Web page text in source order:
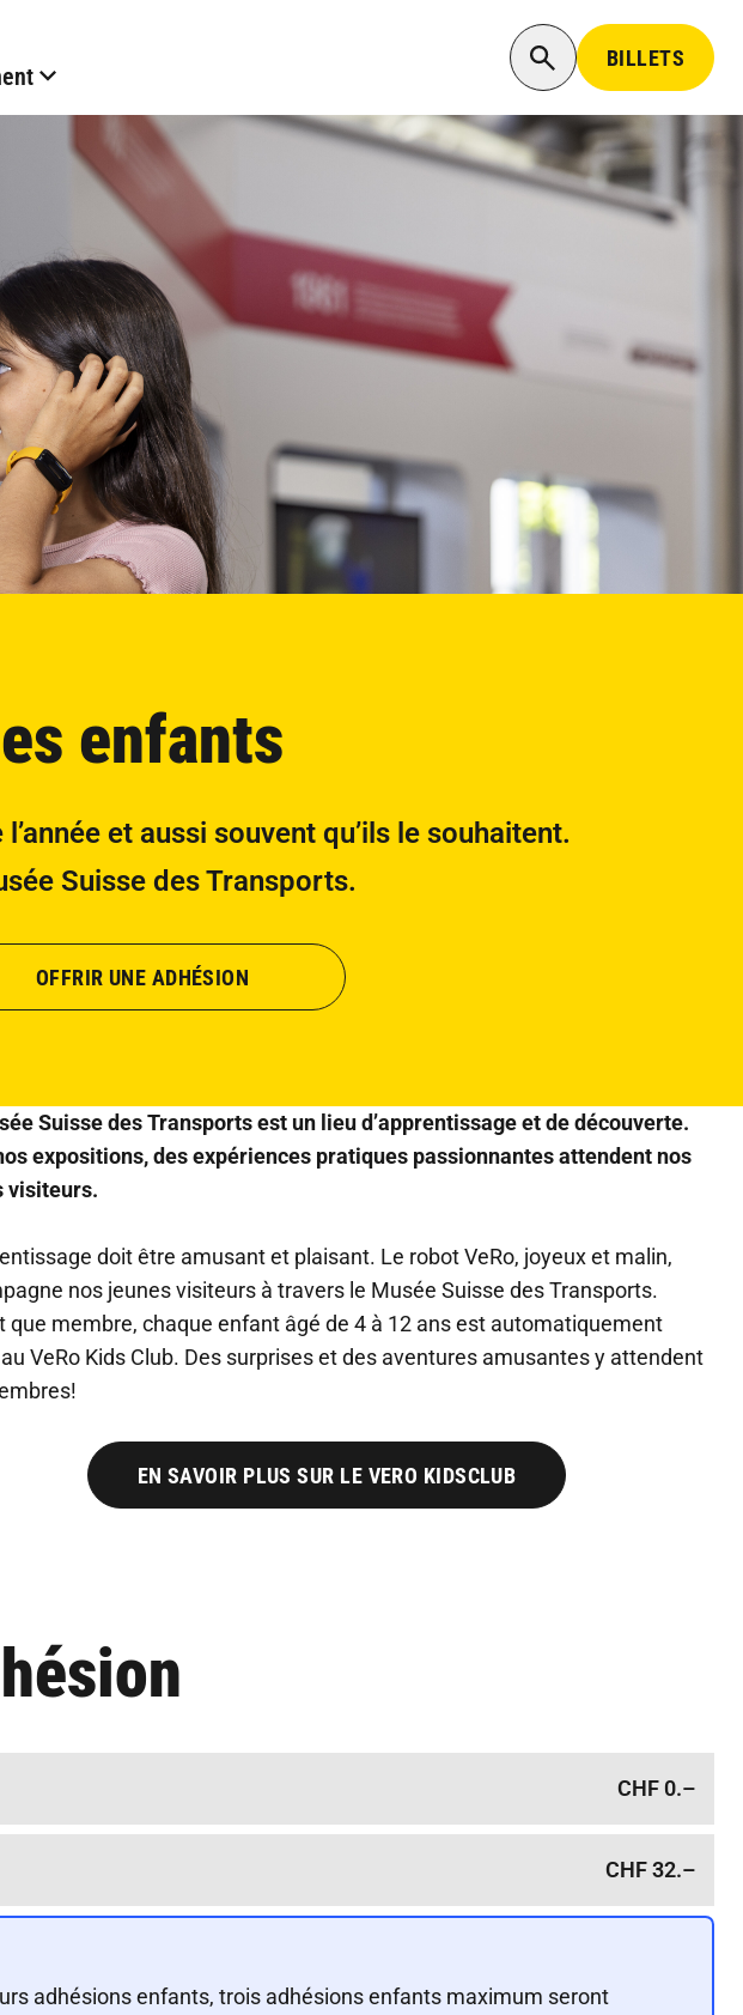
BILLETS
enfants
et aussi souvent qu’ils le souhaitent.
Suisse des Transports.
OFFRIR UNE ADHÉSION
Suisse des Transports est un lieu d’apprentissage et de découverte.
expositions, des expériences pratiques passionnantes attendent nos
visiteurs.
doit être amusant et plaisant. Le robot VeRo, joyeux et malin,
nos jeunes visiteurs à travers le Musée Suisse des Transports.
que membre, chaque enfant âgé de 4 à 12 ans est automatiquement
VeRo Kids Club. Des surprises et des aventures amusantes y attendent
EN SAVOIR PLUS SUR LE VERO KIDSCLUB
CHF 0.–
CHF 32.–
adhésions enfants, trois adhésions enfants maximum seront